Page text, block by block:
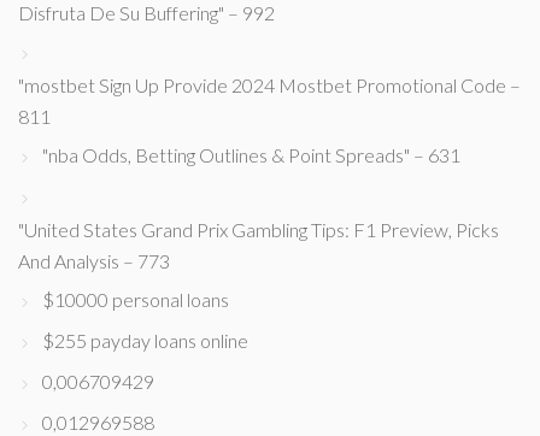
Disfruta De Su Buffering" – 992
"mostbet Sign Up Provide 2024 Mostbet Promotional Code –
811
"nba Odds, Betting Outlines & Point Spreads" – 631
"United States Grand Prix Gambling Tips: F1 Preview, Picks
And Analysis – 773
$10000 personal loans
$255 payday loans online
0,006709429
0,012969588